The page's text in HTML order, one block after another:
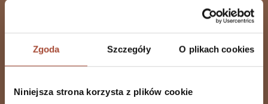
Zgoda Szczegóły O plikach cookies
Niniejsza strona korzysta z plików cookie
Zapisz się do Newslettera